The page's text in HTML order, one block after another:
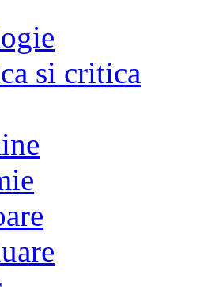
si critica